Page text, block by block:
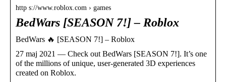
http s://www.roblox.com › games
BedWars [SEASON 7!] – Roblox
BedWars 🔥 [SEASON 7!] – Roblox
27 maj 2021 — Check out BedWars [SEASON 7!]. It’s one
of the millions of unique, user-generated 3D experiences
created on Roblox.